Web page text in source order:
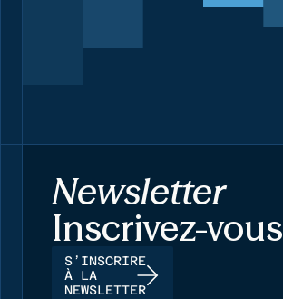
Newsletter
Inscrivez-vous
S’INSCRIRE
À LA
NEWSLETTER